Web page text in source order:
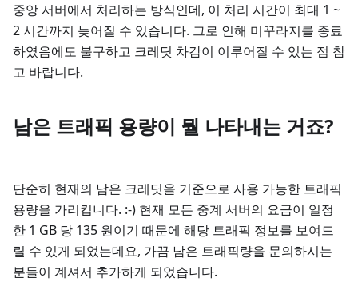
중앙 서버에서 처리하는 방식인데, 이 처리 시간이 최대 1 ~
2 시간까지 늦어질 수 있습니다. 그로 인해 미꾸라지를 종료
하였음에도 불구하고 크레딧 차감이 이루어질 수 있는 점 참
고 바랍니다.
남은 트래픽 용량이 뭘 나타내는 거죠?
단순히 현재의 남은 크레딧을 기준으로 사용 가능한 트래픽
용량을 가리킵니다. :-) 현재 모든 중계 서버의 요금이 일정
한 1 GB 당 135 원이기 때문에 해당 트래픽 정보를 보여드
릴 수 있게 되었는데요, 가끔 남은 트래픽량을 문의하시는
분들이 계셔서 추가하게 되었습니다.